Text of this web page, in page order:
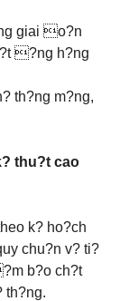
giai o?n
?ng h?ng
th?ng m?ng,
thu?t cao
k? ho?ch
chu?n v? ti?
b?o ch?t
th?ng.